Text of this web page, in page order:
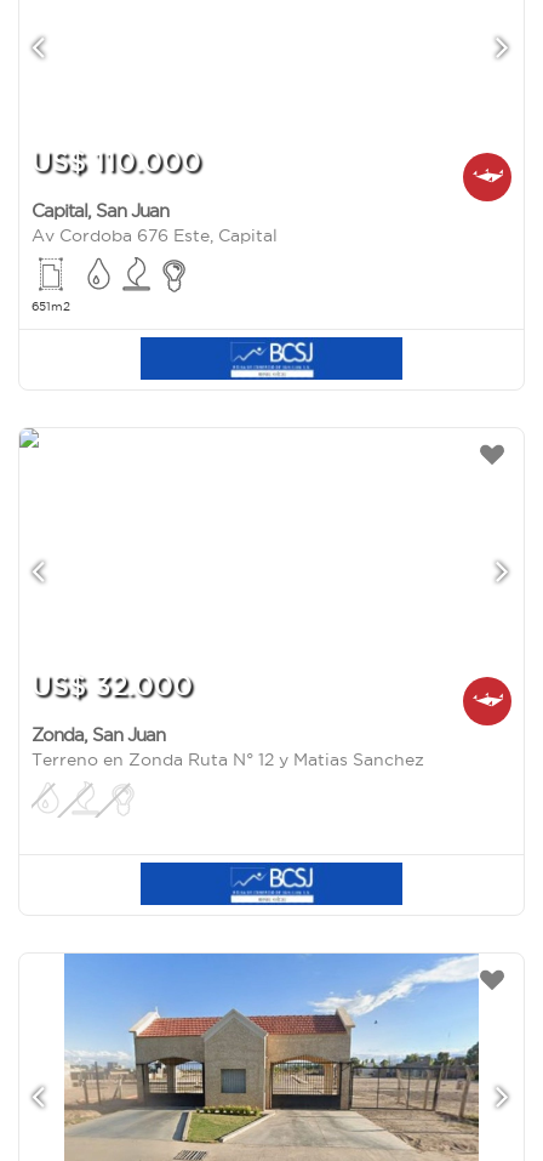
US$ 110.000
Capital, San Juan
Av Cordoba 676 Este, Capital
651m2
US$ 32.000
Zonda, San Juan
Terreno en Zonda Ruta N° 12 y Matias Sanchez